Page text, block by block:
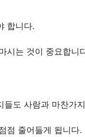
합니다.
시는 것이 중요합니
도 사람과 마찬가
점 줄어들게 됩니다.